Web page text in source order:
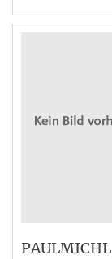
PAULMICHL